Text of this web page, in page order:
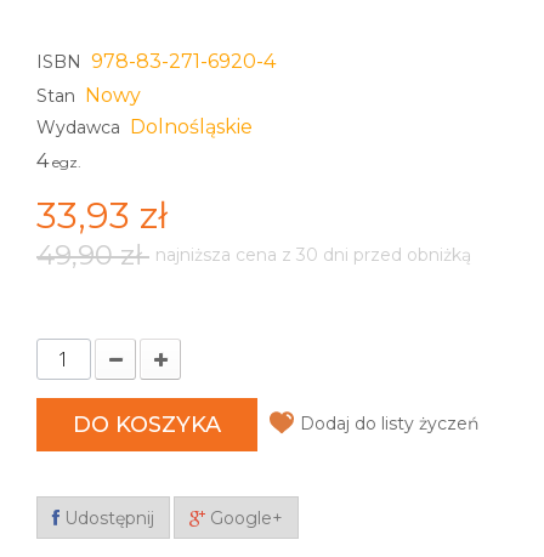
ISBN 978-83-271-6920-4
Stan Nowy
Wydawca Dolnośląskie
4 egz.
33,93 zł
49,90 zł najniższa cena z 30 dni przed obniżką
DO KOSZYKA Dodaj do listy życzeń
Udostępnij Google+